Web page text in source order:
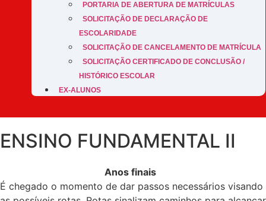
PORTARIA DE ABERTURA DE MATRÍCULAS
SOLICITAÇÃO DE DECLARAÇÃO DE
ESCOLARIDADE
SOLICITAÇÃO DE CANCELAMENTO DE MATRÍCULA
SOLICITAÇÃO CERTIFICADO DE CONCLUSÃO /
HISTÓRICO ESCOLAR
EX-ALUNOS
ENSINO FUNDAMENTAL II
Anos finais
É chegado o momento de dar passos necessários visando